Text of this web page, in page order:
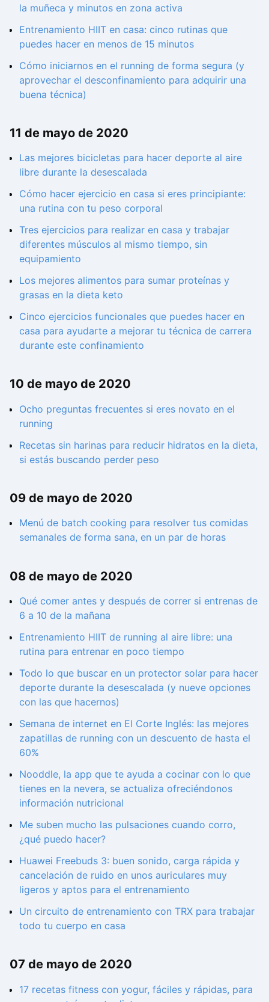
la muñeca y minutos en zona activa
Entrenamiento HIIT en casa: cinco rutinas que
puedes hacer en menos de 15 minutos
Cómo iniciarnos en el running de forma segura (y
aprovechar el desconfinamiento para adquirir una
buena técnica)
11 de mayo de 2020
Las mejores bicicletas para hacer deporte al aire
libre durante la desescalada
Cómo hacer ejercicio en casa si eres principiante:
una rutina con tu peso corporal
Tres ejercicios para realizar en casa y trabajar
diferentes músculos al mismo tiempo, sin
equipamiento
Los mejores alimentos para sumar proteínas y
grasas en la dieta keto
Cinco ejercicios funcionales que puedes hacer en
casa para ayudarte a mejorar tu técnica de carrera
durante este confinamiento
10 de mayo de 2020
Ocho preguntas frecuentes si eres novato en el
running
Recetas sin harinas para reducir hidratos en la dieta,
si estás buscando perder peso
09 de mayo de 2020
Menú de batch cooking para resolver tus comidas
semanales de forma sana, en un par de horas
08 de mayo de 2020
Qué comer antes y después de correr si entrenas de
6 a 10 de la mañana
Entrenamiento HIIT de running al aire libre: una
rutina para entrenar en poco tiempo
Todo lo que buscar en un protector solar para hacer
deporte durante la desescalada (y nueve opciones
con las que hacernos)
Semana de internet en El Corte Inglés: las mejores
zapatillas de running con un descuento de hasta el
60%
Nooddle, la app que te ayuda a cocinar con lo que
tienes en la nevera, se actualiza ofreciéndonos
información nutricional
Me suben mucho las pulsaciones cuando corro,
¿qué puedo hacer?
Huawei Freebuds 3: buen sonido, carga rápida y
cancelación de ruido en unos auriculares muy
ligeros y aptos para el entrenamiento
Un circuito de entrenamiento con TRX para trabajar
todo tu cuerpo en casa
07 de mayo de 2020
17 recetas fitness con yogur, fáciles y rápidas, para